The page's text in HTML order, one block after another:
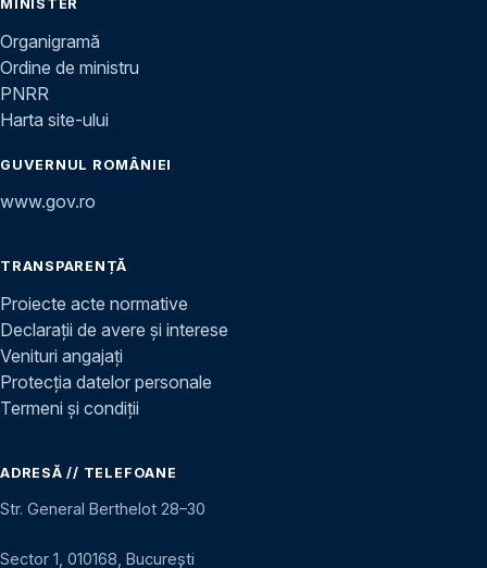
MINISTER
Organigramă
Ordine de ministru
PNRR
Harta site-ului
GUVERNUL ROMÂNIEI
www.gov.ro
TRANSPARENȚĂ
Proiecte acte normative
Declarații de avere și interese
Venituri angajați
Protecția datelor personale
Termeni și condiții
ADRESĂ // TELEFOANE
Str. General Berthelot 28–30
Sector 1, 010168, București